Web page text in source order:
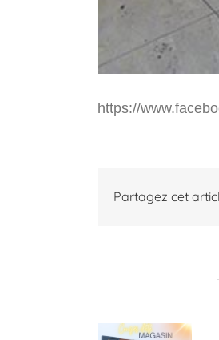
https://
Partagez cet